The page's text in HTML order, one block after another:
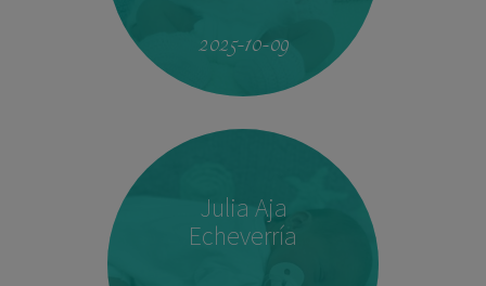
2025-10-09
Julia Aja
Echeverría